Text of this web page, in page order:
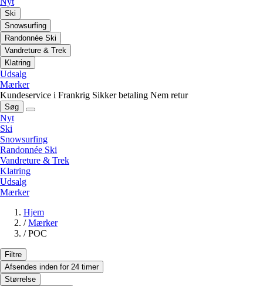
Ski
Snowsurfing
Randonnée Ski
Vandreture & Trek
Klatring
Udsalg
Mærker
Kundeservice i Frankrig Sikker betaling Nem retur
Søg
Nyt
Ski
Snowsurfing
Randonnée Ski
Vandreture & Trek
Klatring
Udsalg
Mærker
Hjem
/ Mærker
/ POC
Filtre
Afsendes inden for 24 timer
Størrelse